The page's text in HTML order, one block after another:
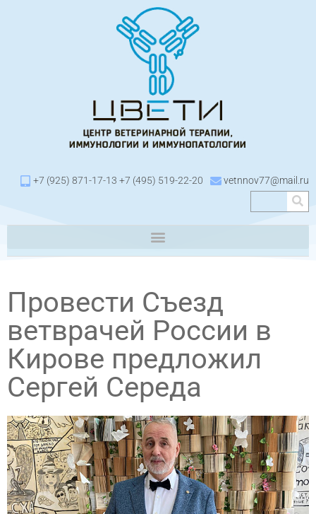
+7 (925) 871-17-13 +7 (495) 519-22-20 vetnnov77@mail.ru
Провести Съезд
ветврачей России в
Кирове предложил
Сергей Середа